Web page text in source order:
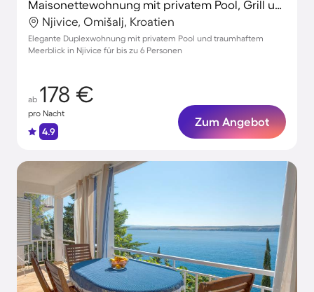
Maisonettewohnung mit privatem Pool, Grill und Terrasse | Panoramablick
Njivice, Omišalj, Kroatien
Elegante Duplexwohnung mit privatem Pool und traumhaftem
Meerblick in Njivice für bis zu 6 Personen
ab 178 €
pro Nacht
4.9
Zum Angebot